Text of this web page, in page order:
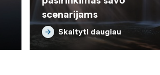
scenarijams
Skaityti daugiau